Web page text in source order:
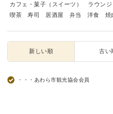
カフェ・菓子（スイーツ）
ラウン
喫茶
寿司 居酒屋 弁当 洋食 焼
新しい順 古い
・・・あわら市観光協会会員